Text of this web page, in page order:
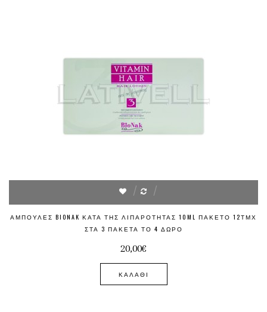
ΑΜΠΟΎΛΕΣ BIONAK ΚΑΤΆ ΤΗΣ ΛΙΠΑΡΌΤΗΤΑΣ 10ML ΠΑΚΈΤΟ 12ΤΜΧ
ΣΤΑ 3 ΠΑΚΈΤΑ ΤΟ 4 ΔΏΡΟ
20,00€
ΚΑΛΆΘΙ